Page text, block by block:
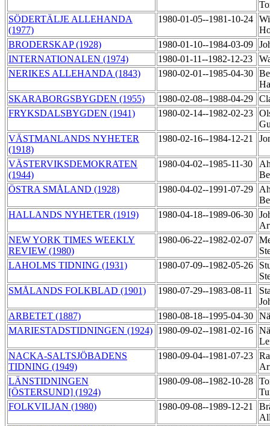
SÖDERTÄLJE ALLEHANDA
(1977)
1980-01-05--1981-10-24
BRODERSKAP (1928)
1980-01-10--1984-03-09
INTERNATIONALEN (1974)
1980-01-11--1982-12-23
NERIKES ALLEHANDA (1843)
1980-02-01--1985-04-30
SKARABORGSBYGDEN (1955)
1980-02-08--1988-04-29
FRYKSDALSBYGDEN (1941)
1980-02-14--1982-02-23
VÄSTMANLANDS NYHETER
(1918)
1980-02-16--1984-12-21
VÄSTERVIKSDEMOKRATEN
(1944)
1980-04-02--1985-11-30
ÖSTRA SMÅLAND (1928)
1980-04-02--1991-07-29
HALLANDS NYHETER (1919)
1980-04-18--1989-06-30
NEW YORK TIMES WEEKLY
REVIEW (1980)
1980-06-22--1982-02-07
LAHOLMS TIDNING (1931)
1980-07-09--1982-05-26
SMÅLANDS FOLKBLAD (1901)
1980-07-29--1983-08-11
ARBETET (1887)
1980-08-18--1995-04-30
MARIESTADSTIDNINGEN (1924) 1980-09-02--1981-02-16
NACKA-SALTSJÖBADENS
TIDNING (1949)
1980-09-04--1981-07-23
LÄNSTIDNINGEN
[ÖSTERSUND] (1924)
1980-09-08--1982-10-28
FOLKVILJAN (1980)
1980-09-08--1989-12-21